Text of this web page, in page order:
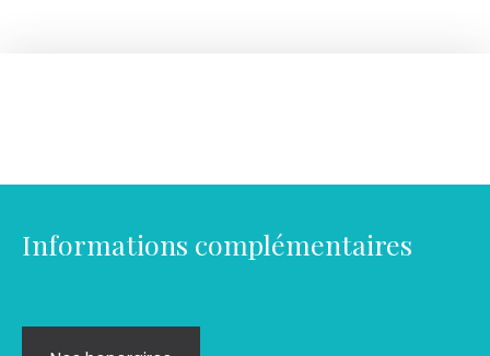
Informations complémentaires